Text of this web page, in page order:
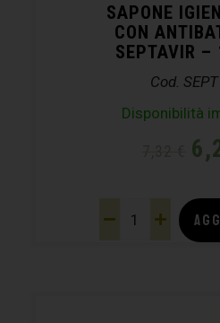
SAPONE
CON
SEPTAVIR –
Cod.
Disponibilità